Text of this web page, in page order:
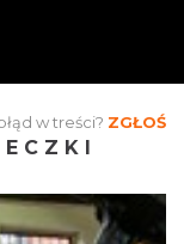
w treści? ZGŁOŚ